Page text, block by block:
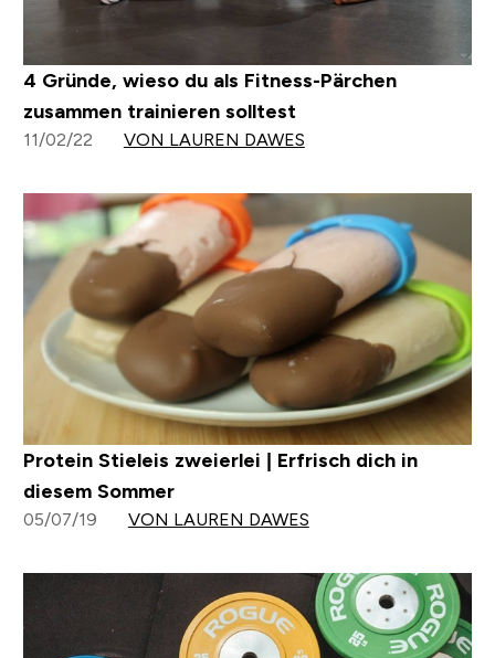
4 Gründe, wieso du als Fitness-Pärchen
zusammen trainieren solltest
11/02/22 VON LAUREN DAWES
Protein Stieleis zweierlei | Erfrisch dich in
diesem Sommer
05/07/19 VON LAUREN DAWES